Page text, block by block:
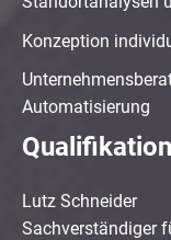
Konzeption
Automatisierung
Lutz Schneider
Sachverständiger